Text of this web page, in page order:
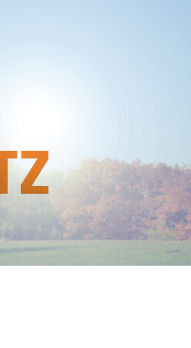
style every aspect of this content in the module